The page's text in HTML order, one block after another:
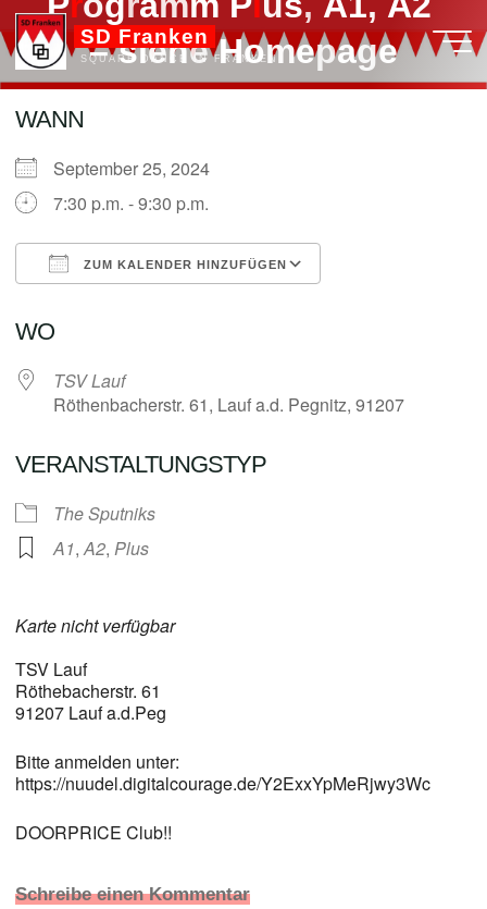
Zum
Inhalt
springen
SD Franken
SQUARE DANCE IN FRANKEN
– siehe Homepage
WANN
September 25, 2024
7:30 p.m. - 9:30 p.m.
ZUM KALENDER HINZUFÜGEN
WO
TSV Lauf
Röthenbacherstr. 61, Lauf a.d. Pegnitz, 91207
VERANSTALTUNGSTYP
The Sputniks
A1,A2,Plus
Karte nicht verfügbar
TSV Lauf
Röthebacherstr. 61
91207 Lauf a.d.Peg
Bitte anmelden unter:
https://nuudel.digitalcourage.de/Y2ExxYpMeRjwy3Wc
DOORPRICE Club!!
Schreibe einen Kommentar